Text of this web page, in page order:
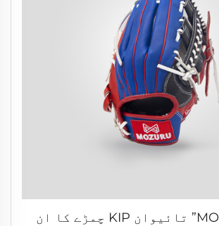
MOZURU 11.5” تائیوان KIP چمڑے کا ان